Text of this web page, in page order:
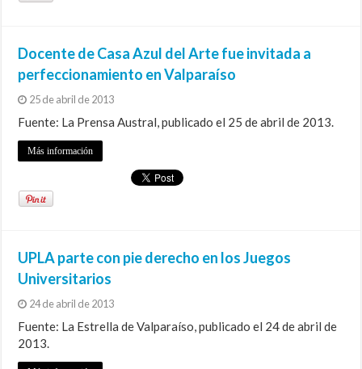
Docente de Casa Azul del Arte fue invitada a
perfeccionamiento en Valparaíso
25 de abril de 2013
Fuente: La Prensa Austral, publicado el 25 de abril de 2013.
Más información
UPLA parte con pie derecho en los Juegos
Universitarios
24 de abril de 2013
Fuente: La Estrella de Valparaíso, publicado el 24 de abril de
2013.